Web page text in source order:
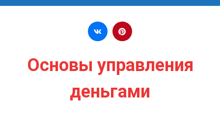
Перейти к содержимому
Основы управления
деньгами